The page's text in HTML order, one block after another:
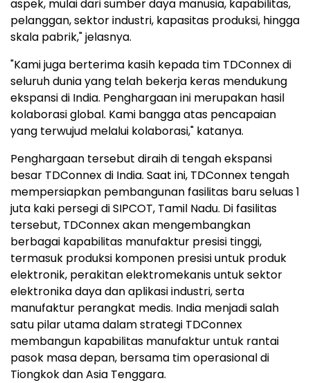
aspek, mulai dari sumber daya manusia, kapabilitas,
pelanggan, sektor industri, kapasitas produksi, hingga
skala pabrik," jelasnya.
"Kami juga berterima kasih kepada tim TDConnex di
seluruh dunia yang telah bekerja keras mendukung
ekspansi di India. Penghargaan ini merupakan hasil
kolaborasi global. Kami bangga atas pencapaian
yang terwujud melalui kolaborasi," katanya.
Penghargaan tersebut diraih di tengah ekspansi
besar TDConnex di India. Saat ini, TDConnex tengah
mempersiapkan pembangunan fasilitas baru seluas 1
juta kaki persegi di SIPCOT, Tamil Nadu. Di fasilitas
tersebut, TDConnex akan mengembangkan
berbagai kapabilitas manufaktur presisi tinggi,
termasuk produksi komponen presisi untuk produk
elektronik, perakitan elektromekanis untuk sektor
elektronika daya dan aplikasi industri, serta
manufaktur perangkat medis. India menjadi salah
satu pilar utama dalam strategi TDConnex
membangun kapabilitas manufaktur untuk rantai
pasok masa depan, bersama tim operasional di
Tiongkok dan Asia Tenggara.